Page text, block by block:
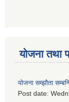
योजना तथा
योजना सम्झौता
Post date: